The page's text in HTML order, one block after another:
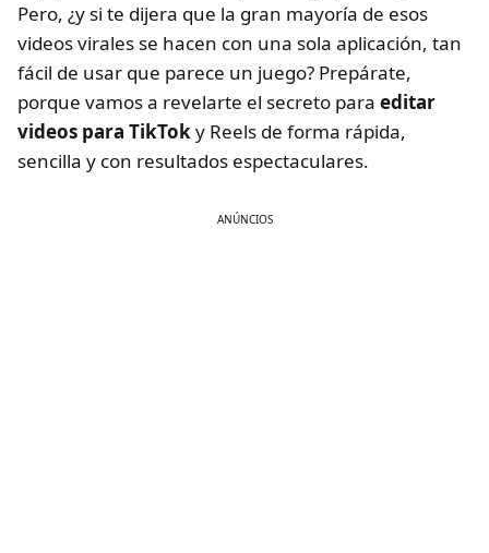
Pero, ¿y si te dijera que la gran mayoría de esos
videos virales se hacen con una sola aplicación, tan
fácil de usar que parece un juego? Prepárate,
porque vamos a revelarte el secreto para editar
videos para TikToky Reels de forma rápida,
sencilla y con resultados espectaculares.
ANÚNCIOS